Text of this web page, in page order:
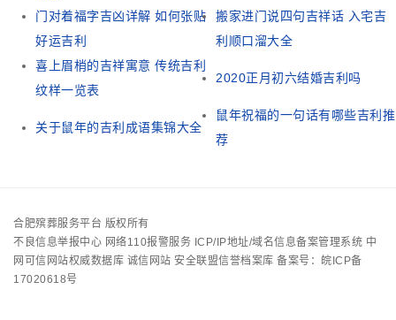
门对着福字吉凶详解 如何张贴
好运吉利
搬家进门说四句吉祥话 入宅吉
利顺口溜大全
喜上眉梢的吉祥寓意 传统吉利
纹样一览表
2020正月初六结婚吉利吗
关于鼠年的吉利成语集锦大全
鼠年祝福的一句话有哪些吉利推
荐
合肥殡葬服务平台 版权所有
不良信息举报中心 网络110报警服务 ICP/IP地址/域名信息备案管理系统 中
网可信网站权威数据库 诚信网站 安全联盟信誉档案库 备案号：皖ICP备
17020618号